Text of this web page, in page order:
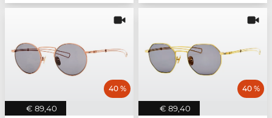
€ 89,40
40 %
€ 89,40
40 %